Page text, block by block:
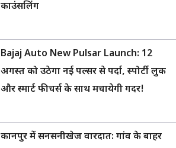
काउंसलिंग
Bajaj Auto New Pulsar Launch: 12
अगस्त को उठेगा नई पल्सर से पर्दा, स्पोर्टी लुक
और स्मार्ट फीचर्स के साथ मचायेगी गदर!
कानपुर में सनसनीखेज वारदात: गांव के बाहर